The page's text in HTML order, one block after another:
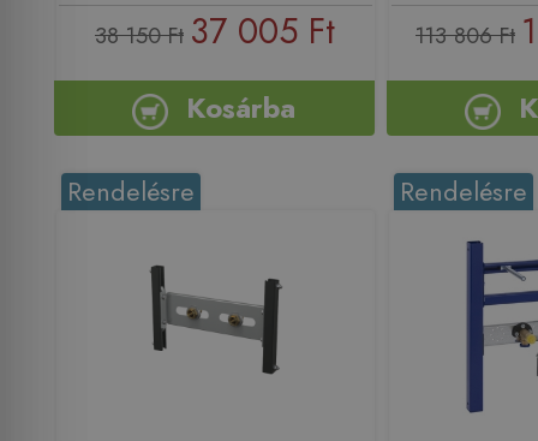
38 150 Ft 37 005 Ft
Kosárba
113 806 Ft
Rendelésre Rendelésre